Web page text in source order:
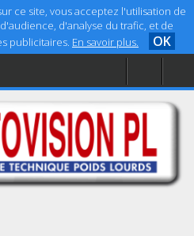
ce site, vous acceptez l'utilisation de
d'analyse du trafic, et de
publicitaires. En savoir plus. OK